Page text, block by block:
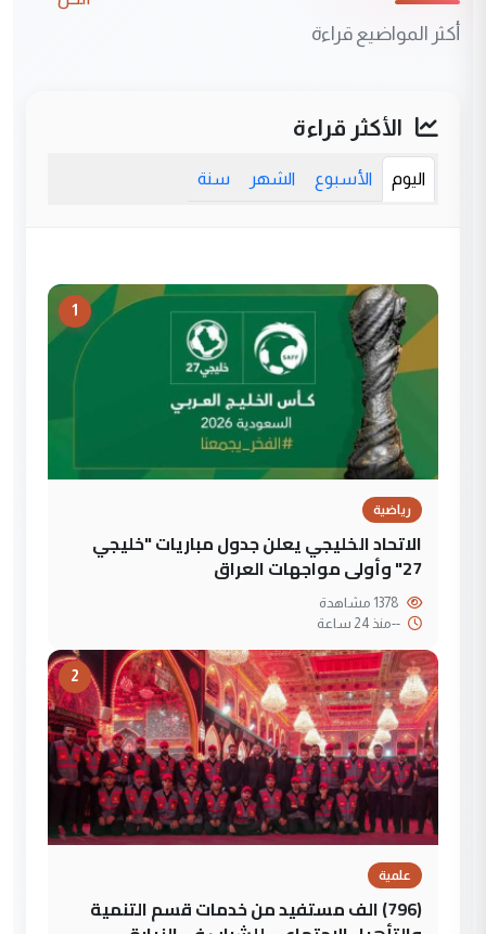
أكثر المواضيع قراءة
الأكثر قراءة
اليوم الأسبوع الشهر سنة
1
رياضية
الاتحاد الخليجي يعلن جدول مباريات "خليجي
27" وأولى مواجهات العراق
--منذ 24 ساعة
2
علمية
(796) الف مستفيد من خدمات قسم التنمية